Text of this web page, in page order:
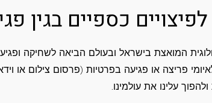
כספיים בגין
המואצת בישראל ובעולם הביאה לשחיקה
פריצה או פגיעה בפרטיות (פרסום צילום או
עלינו את עולמינו.